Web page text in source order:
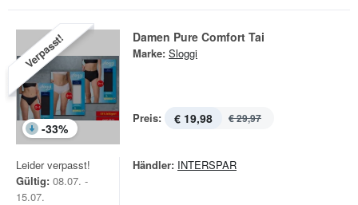
Verpasst!
-33%
Damen Pure Comfort Tai
Marke: Sloggi
Preis: € 19,98 € 29,97
Leider verpasst!
Gültig: 08.07. -
15.07.
Händler: INTERSPAR